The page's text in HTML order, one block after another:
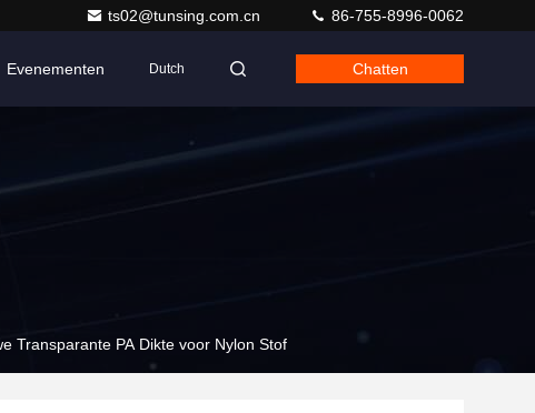
ts02@tunsing.com.cn 86-755-8996-0062
Evenementen Dutch Chatten
Transparante PA Dikte voor Nylon Stof